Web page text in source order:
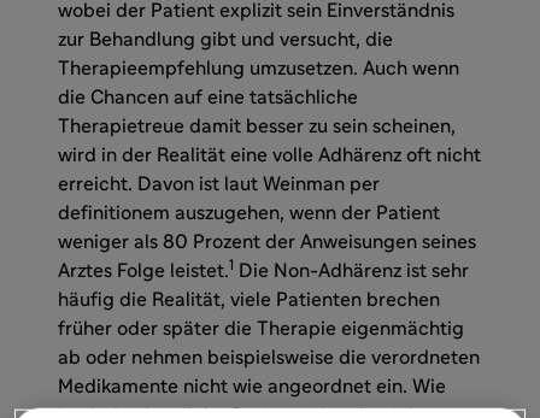
wobei der Patient explizit sein Einverständnis
zur Behandlung gibt und versucht, die
Therapieempfehlung umzusetzen. Auch wenn
die Chancen auf eine tatsächliche
Therapietreue damit besser zu sein scheinen,
wird in der Realität eine volle Adhärenz oft nicht
erreicht. Davon ist laut Weinman per
definitionem auszugehen, wenn der Patient
weniger als 80 Prozent der Anweisungen seines
Arztes Folge leistet.1
Die Non-Adhärenz ist sehr
häufig die Realität, viele Patienten brechen
früher oder später die Therapie eigenmächtig
ab oder nehmen beispielsweise die verordneten
Medikamente nicht wie angeordnet ein. Wie